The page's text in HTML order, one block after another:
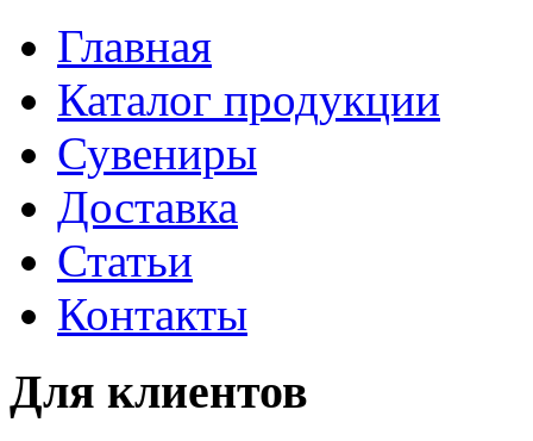
Главная
Каталог продукции
Сувениры
Доставка
Статьи
Контакты
Для клиентов